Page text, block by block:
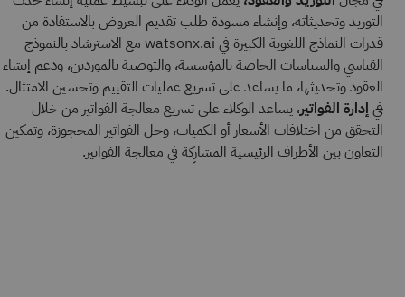
التوريد وتحديثاته، وإنشاء مسودة طلب تقديم العروض بالاستفادة من
قدرات النماذج اللغوية الكبيرة في watsonx.ai مع الاسترشاد بالنموذج
القياسي والسياسات الخاصة بالمؤسسة، والتوصية بالموردين، ودعم إنشاء
العقود وتحديثها، ما يساعد على تسريع عمليات التقييم وتحسين الامتثال.
فيإدارة الفواتير، يساعد الوكلاء على تسريع معالجة الفواتير من خلال
التحقق من اختلافات الأسعار أو الكميات، وحل الفواتير المحجوزة، وتمكين
التعاون بين الأطراف الرئيسية المشارِكة في معالجة الفواتير.